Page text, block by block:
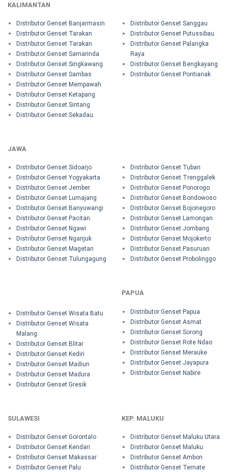
KALIMANTAN
Distributor Genset Banjarmasin
Distributor Genset Tarakan
Distributor Genset Tarakan
Distributor Genset Samarinda
Distributor Genset Singkawang
Distributor Genset Sambas
Distributor Genset Mempawah
Distributor Genset Ketapang
Distributor Genset Sintang
Distributor Genset Sekadau
Distributor Genset Sanggau
Distributor Genset Putussibau
Distributor Genset Palangka
Raya
Distributor Genset Bengkayang
Distributor Genset Pontianak
JAWA
Distributor Genset Sidoarjo
Distributor Genset Yogyakarta
Distributor Genset Jember
Distributor Genset Lumajang
Distributor Genset Banyuwangi
Distributor Genset Pacitan
Distributor Genset Ngawi
Distributor Genset Nganjuk
Distributor Genset Magetan
Distributor Genset Tulungagung
Distributor Genset Tuban
Distributor Genset Trenggalek
Distributor Genset Ponorogo
Distributor Genset Bondowoso
Distributor Genset Bojonegoro
Distributor Genset Lamongan
Distributor Genset Jombang
Distributor Genset Mojokerto
Distributor Genset Pasuruan
Distributor Genset Probolinggo
Distributor Genset Wisata Batu
Distributor Genset Wisata
Malang
Distributor Genset Blitar
Distributor Genset Kediri
Distributor Genset Madiun
Distributor Genset Madura
Distributor Genset Gresik
PAPUA
Distributor Genset Papua
Distributor Genset Asmat
Distributor Genset Sorong
Distributor Genset Rote Ndao
Distributor Genset Merauke
Distributor Genset Jayapura
Distributor Genset Nabire
SULAWESI
Distributor Genset Gorontalo
Distributor Genset Kendari
Distributor Genset Makassar
Distributor Genset Palu
KEP. MALUKU
Distributor Genset Maluku Utara
Distributor Genset Maluku
Distributor Genset Ambon
Distributor Genset Ternate